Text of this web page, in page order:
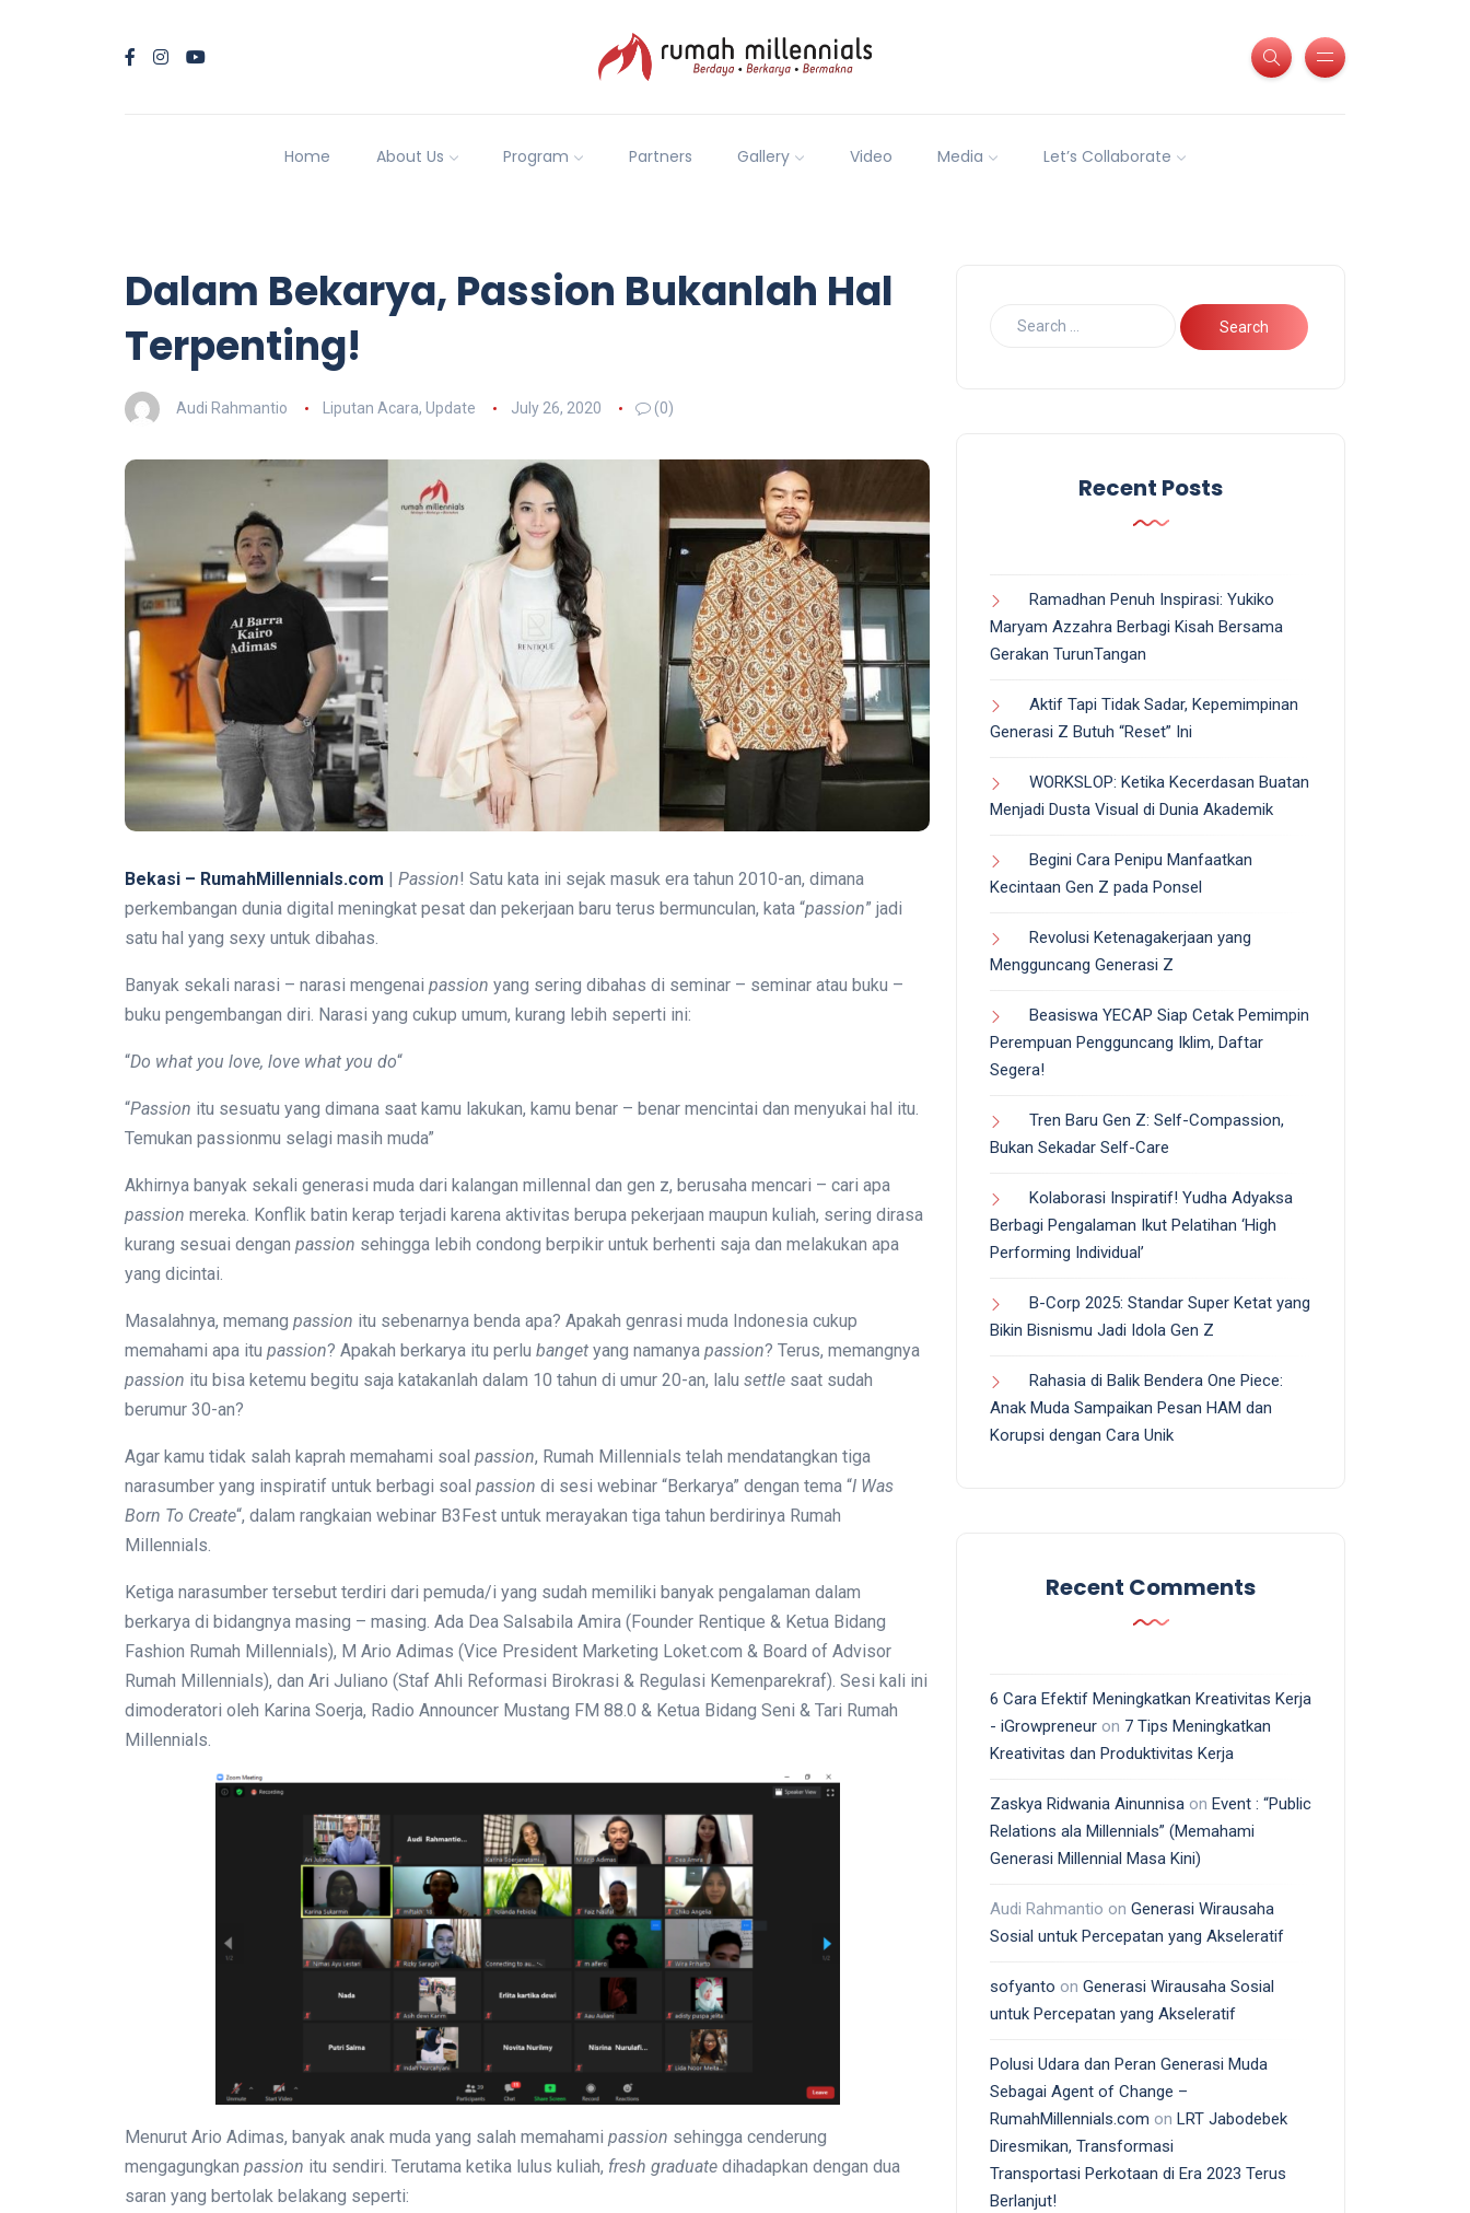
Home About Us Program Partners Gallery Video Media Let’s Collaborate
Dalam Bekarya, Passion Bukanlah Hal
Terpenting!
Audi Rahmantio Liputan Acara, Update July 26, 2020 (0)
Bekasi – RumahMillennials.com Passion! Satu kata ini sejak masuk era tahun 2010-an, dimana
perkembangan dunia digital meningkat pesat dan pekerjaan baru terus bermunculan, kata “passion” jadi
satu hal yang sexy untuk dibahas.
Banyak sekali narasi – narasi mengenai passion yang sering dibahas di seminar – seminar atau buku –
buku pengembangan diri. Narasi yang cukup umum, kurang lebih seperti ini:
“Do what you love, love what you do“
“Passion itu sesuatu yang dimana saat kamu lakukan, kamu benar – benar mencintai dan menyukai hal itu.
Temukan passionmu selagi masih muda”
Akhirnya banyak sekali generasi muda dari kalangan millennal dan gen z, berusaha mencari – cari apa
passion mereka. Konflik batin kerap terjadi karena aktivitas berupa pekerjaan maupun kuliah, sering dirasa
kurang sesuai dengan passion sehingga lebih condong berpikir untuk berhenti saja dan melakukan apa
yang dicintai.
Masalahnya, memang passion itu sebenarnya benda apa? Apakah genrasi muda Indonesia cukup
memahami apa itu passion? Apakah berkarya itu perlu banget yang namanya passion? Terus, memangnya
passion itu bisa ketemu begitu saja katakanlah dalam 10 tahun di umur 20-an, lalu settle saat sudah
berumur 30-an?
Agar kamu tidak salah kaprah memahami soal passion, Rumah Millennials telah mendatangkan tiga
narasumber yang inspiratif untuk berbagi soal passion di sesi webinar “Berkarya” dengan tema “I Was
Born To Create“, dalam rangkaian webinar B3Fest untuk merayakan tiga tahun berdirinya Rumah
Millennials.
Ketiga narasumber tersebut terdiri dari pemuda/i yang sudah memiliki banyak pengalaman dalam
berkarya di bidangnya masing – masing. Ada Dea Salsabila Amira (Founder Rentique & Ketua Bidang
Fashion Rumah Millennials), M Ario Adimas (Vice President Marketing Loket.com & Board of Advisor
Rumah Millennials), dan Ari Juliano (Staf Ahli Reformasi Birokrasi & Regulasi Kemenparekraf). Sesi kali ini
dimoderatori oleh Karina Soerja, Radio Announcer Mustang FM 88.0 & Ketua Bidang Seni & Tari Rumah
Millennials.
Menurut Ario Adimas, banyak anak muda yang salah memahami passion sehingga cenderung
mengagungkan passion itu sendiri. Terutama ketika lulus kuliah, fresh graduate dihadapkan dengan dua
saran yang bertolak belakang seperti:
Recent Posts
Ramadhan Penuh Inspirasi: Yukiko
Maryam Azzahra Berbagi Kisah Bersama
Gerakan TurunTangan
Aktif Tapi Tidak Sadar, Kepemimpinan
Generasi Z Butuh “Reset” Ini
WORKSLOP: Ketika Kecerdasan Buatan
Menjadi Dusta Visual di Dunia Akademik
Begini Cara Penipu Manfaatkan
Kecintaan Gen Z pada Ponsel
Revolusi Ketenagakerjaan yang
Mengguncang Generasi Z
Beasiswa YECAP Siap Cetak Pemimpin
Perempuan Pengguncang Iklim, Daftar
Segera!
Tren Baru Gen Z: Self-Compassion,
Bukan Sekadar Self-Care
Kolaborasi Inspiratif! Yudha Adyaksa
Berbagi Pengalaman Ikut Pelatihan ‘High
Performing Individual’
B-Corp 2025: Standar Super Ketat yang
Bikin Bisnismu Jadi Idola Gen Z
Rahasia di Balik Bendera One Piece:
Anak Muda Sampaikan Pesan HAM dan
Korupsi dengan Cara Unik
Recent Comments
6 Cara Efektif Meningkatkan Kreativitas Kerja
- iGrowpreneur on 7 Tips Meningkatkan
Kreativitas dan Produktivitas Kerja
Zaskya Ridwania Ainunnisa on Event : “Public
Relations ala Millennials” (Memahami
Generasi Millennial Masa Kini)
Audi Rahmantio on Generasi Wirausaha
Sosial untuk Percepatan yang Akseleratif
sofyanto on Generasi Wirausaha Sosial
untuk Percepatan yang Akseleratif
Polusi Udara dan Peran Generasi Muda
Sebagai Agent of Change –
RumahMillennials.com on LRT Jabodebek
Diresmikan, Transformasi
Transportasi Perkotaan di Era 2023 Terus
Berlanjut!